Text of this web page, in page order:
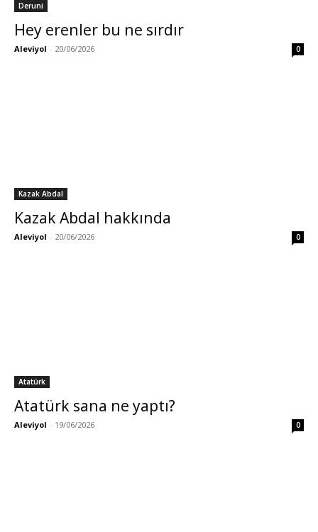
Deruni
Hey erenler bu ne sırdır
Aleviyol - 20/06/2026 0
Kazak Abdal
Kazak Abdal hakkında
Aleviyol - 20/06/2026 0
Atatürk
Atatürk sana ne yaptı?
Aleviyol - 19/06/2026 0